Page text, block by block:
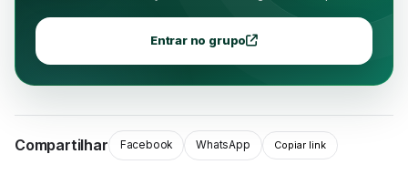
Entrar no grupo
Compartilhar Facebook WhatsApp Copiar link